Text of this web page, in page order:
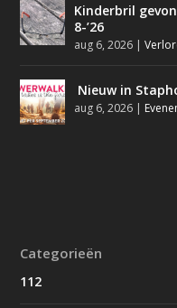
Kinderbril
8-’26
aug 6, 2026 |
Nieuw in
aug 6, 2026 |
Categorieën
112